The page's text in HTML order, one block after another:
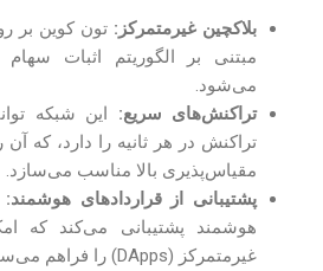
بلاکچین غیرمتمرکز: تون کوین بر
می‌شود.
تراکنش‌های سریع: این شبکه
تراکنش در هر ثانیه را دارد، که
مقیاس‌پذیری بالا مناسب می‌سازد.
پشتیبانی از قراردادهای هوشمند:
هوشمند پشتیبانی می‌کند که
غیرمتمرکز (DApps) را فراهم می‌سازد.